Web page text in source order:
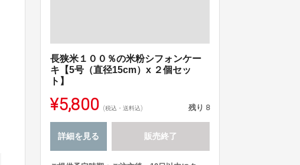
長狭米１００％の米粉シフォンケー
キ【5号（直径15cm）x ２個セッ
ト】
¥5,800 (税込・送料込) 残り 8
詳細を見る 販売終了